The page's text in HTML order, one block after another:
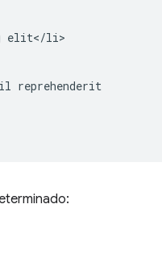
elit</li>
reprehenderit